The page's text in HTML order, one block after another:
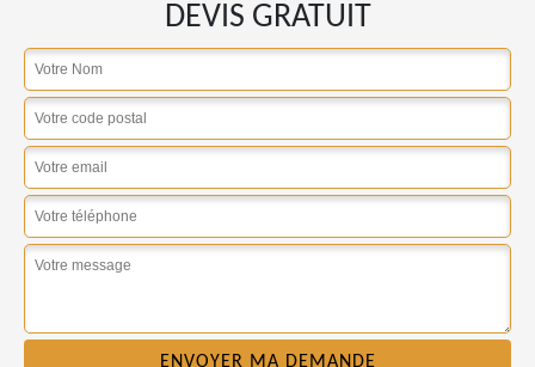
DEVIS GRATUIT